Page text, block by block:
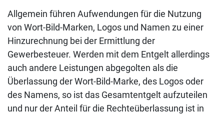
Allgemein führen Aufwendungen für die Nutzung
von Wort-Bild-Marken, Logos und Namen zu einer
Hinzurechnung bei der Ermittlung der
Gewerbesteuer. Werden mit dem Entgelt allerdings
auch andere Leistungen abgegolten als die
Überlassung der Wort-Bild-Marke, des Logos oder
des Namens, so ist das Gesamtentgelt aufzuteilen
und nur der Anteil für die Rechteüberlassung ist in